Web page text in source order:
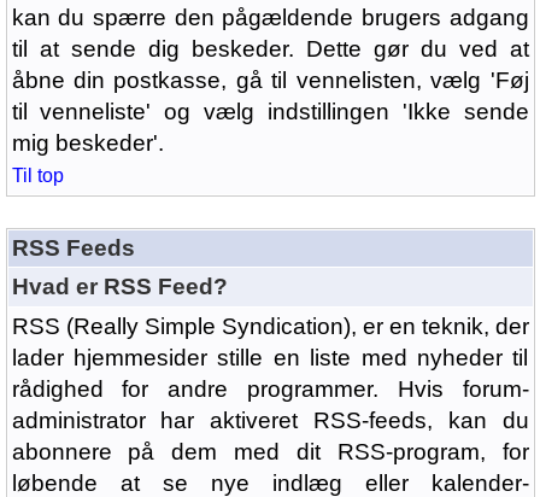
kan du spærre den pågældende brugers adgang
til at sende dig beskeder. Dette gør du ved at
åbne din postkasse, gå til vennelisten, vælg 'Føj
til venneliste' og vælg indstillingen 'Ikke sende
mig beskeder'.
Til top
RSS Feeds
Hvad er RSS Feed?
RSS (Really Simple Syndication), er en teknik, der
lader hjemmesider stille en liste med nyheder til
rådighed for andre programmer. Hvis forum-
administrator har aktiveret RSS-feeds, kan du
abonnere på dem med dit RSS-program, for
løbende at se nye indlæg eller kalender-